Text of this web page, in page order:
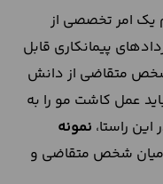
یک امر تخصصی از
پیمانکاری قابل
متقاضی از دانش
عمل کاشت مو را به
راستا، نمونه
میان شخص متقاضی و